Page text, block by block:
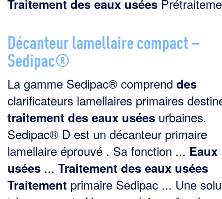
Traitement des eaux usées
Décanteur lamellaire compact –
Sedipac®
La gamme Sedipac® comprend des
clarificateurs lamellaires primaires
traitement des eaux usées urbaines.
Sedipac® D est un décanteur primaire
lamellaire éprouvé . Sa fonction ... Eaux
usées ... Traitement des eaux usées
Traitement primaire Sedipac ... Une